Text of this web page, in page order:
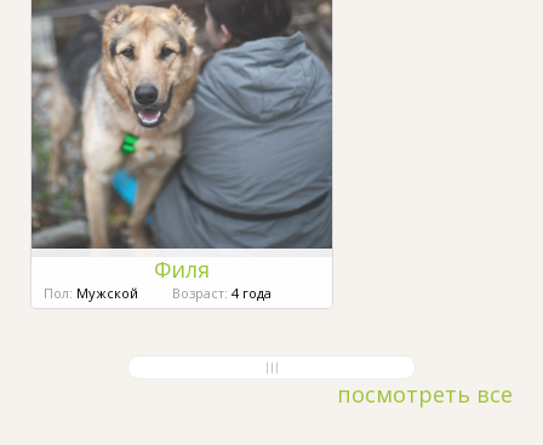
Филя
Пол: Мужской Возраст: 4 года
посмотреть все